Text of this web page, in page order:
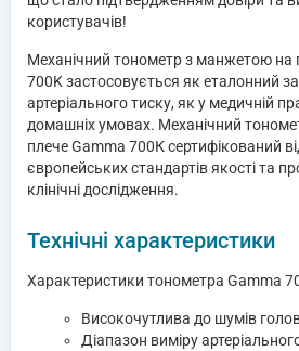
користувачів!
Механічний тонометр з манжетою на
700K застосовується як еталонний
артеріального тиску, як у медичній
домашніх умовах. Механічний
плече Gamma 700К сертифікований
європейських стандартів якості та
клінічні дослідження.
Технічні характеристики
Характеристики тонометра Gamma
Високочутлива до шумів
Діапазон виміру